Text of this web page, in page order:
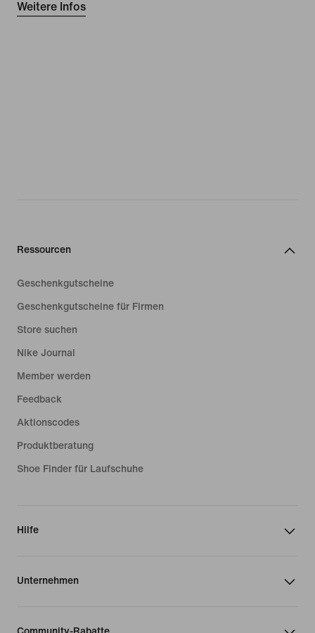
Weitere Infos
Ressourcen
Geschenkgutscheine
Geschenkgutscheine für Firmen
Store suchen
Nike Journal
Member werden
Feedback
Aktionscodes
Produktberatung
Shoe Finder für Laufschuhe
Hilfe
Unternehmen